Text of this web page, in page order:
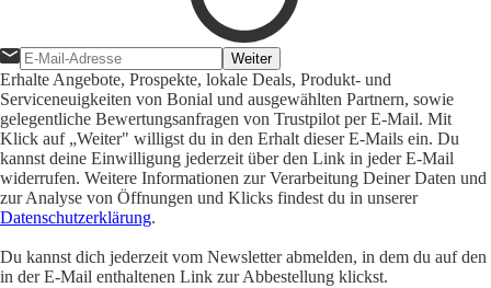
Weiter
Erhalte Angebote, Prospekte, lokale Deals, Produkt- und
Serviceneuigkeiten von Bonial und ausgewählten Partnern, sowie
gelegentliche Bewertungsanfragen von Trustpilot per E-Mail. Mit
Klick auf „Weiter" willigst du in den Erhalt dieser E-Mails ein. Du
kannst deine Einwilligung jederzeit über den Link in jeder E-Mail
widerrufen. Weitere Informationen zur Verarbeitung Deiner Daten und
zur Analyse von Öffnungen und Klicks findest du in unserer
Datenschutzerklärung.
Du kannst dich jederzeit vom Newsletter abmelden, in dem du auf den
in der E-Mail enthaltenen Link zur Abbestellung klickst.